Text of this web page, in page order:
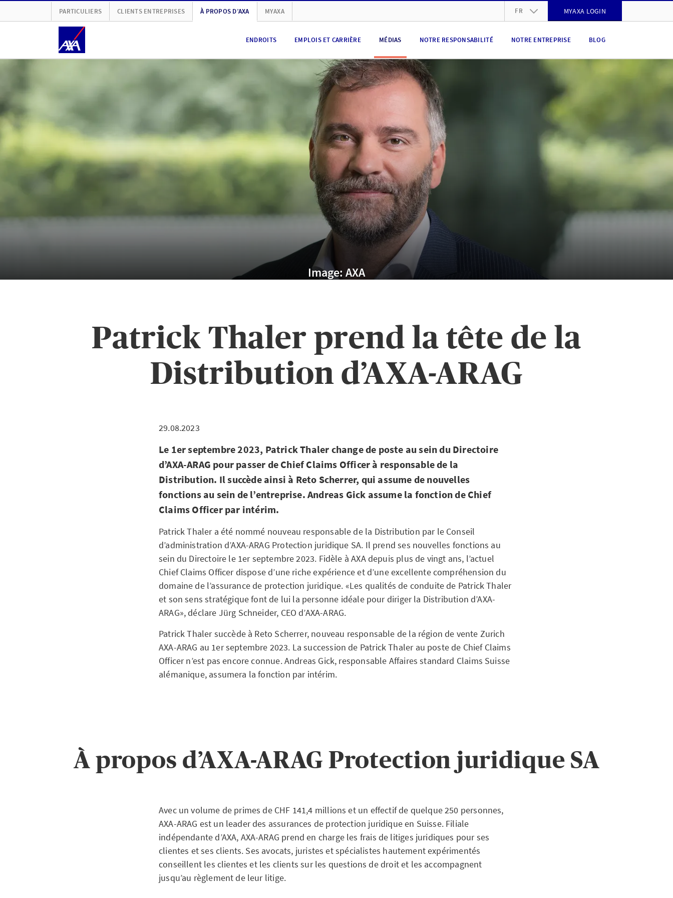
PARTICULIERS CLIENTS ENTREPRISES À PROPOS D’AXA MYAXA FR MYAXA LOGIN
ENDROITS EMPLOIS ET CARRIÈRE MÉDIAS NOTRE RESPONSABILITÉ NOTRE ENTREPRISE BLOG
Image: AXA
Patrick Thaler prend la tête de la
Distribution d’AXA-ARAG
29.08.2023
Le 1er septembre 2023, Patrick Thaler change de poste au sein du Directoire
d’AXA-ARAG pour passer de Chief Claims Officer à responsable de la
Distribution. Il succède ainsi à Reto Scherrer, qui assume de nouvelles
fonctions au sein de l’entreprise. Andreas Gick assume la fonction de Chief
Claims Officer par intérim.
Patrick Thaler a été nommé nouveau responsable de la Distribution par le Conseil
d’administration d’AXA-ARAG Protection juridique SA. Il prend ses nouvelles fonctions au
sein du Directoire le 1er septembre 2023. Fidèle à AXA depuis plus de vingt ans, l’actuel
Chief Claims Officer dispose d’une riche expérience et d’une excellente compréhension du
domaine de l’assurance de protection juridique. «Les qualités de conduite de Patrick Thaler
et son sens stratégique font de lui la personne idéale pour diriger la Distribution d’AXA-
ARAG», déclare Jürg Schneider, CEO d’AXA-ARAG.
Patrick Thaler succède à Reto Scherrer, nouveau responsable de la région de vente Zurich
AXA-ARAG au 1er septembre 2023. La succession de Patrick Thaler au poste de Chief Claims
Officer n’est pas encore connue. Andreas Gick, responsable Affaires standard Claims Suisse
alémanique, assumera la fonction par intérim.
À propos d’AXA-ARAG Protection juridique SA
Avec un volume de primes de CHF 141,4 millions et un effectif de quelque 250 personnes,
AXA-ARAG est un leader des assurances de protection juridique en Suisse. Filiale
indépendante d’AXA, AXA-ARAG prend en charge les frais de litiges juridiques pour ses
clientes et ses clients. Ses avocats, juristes et spécialistes hautement expérimentés
conseillent les clientes et les clients sur les questions de droit et les accompagnent
jusqu’au règlement de leur litige.